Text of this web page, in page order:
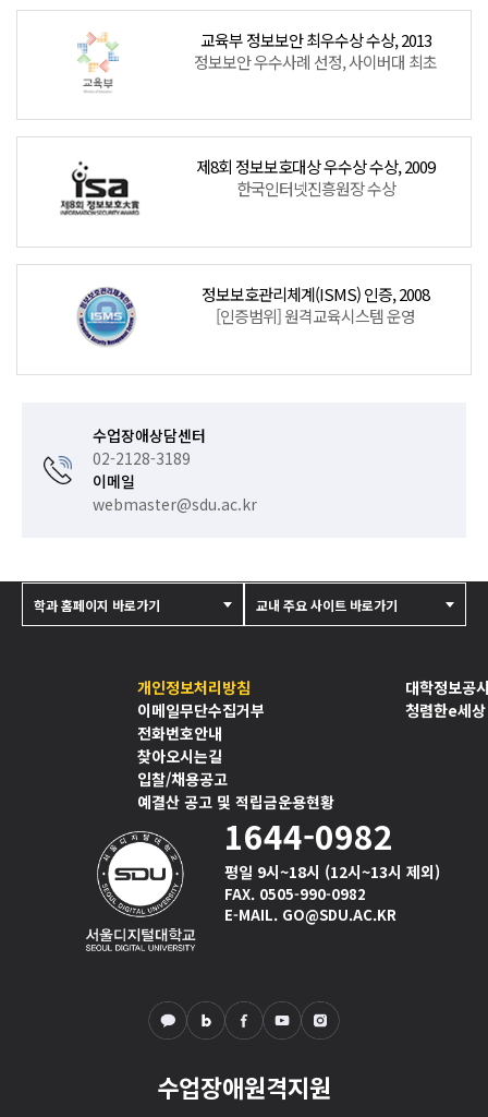
교육부 정보보안 최우수상 수상, 2013
정보보안 우수사례 선정, 사이버대 최초
제8회 정보보호대상 우수상 수상, 2009
한국인터넷진흥원장 수상
정보보호관리체계(ISMS) 인증, 2008
[인증범위] 원격교육시스템 운영
수업장애상담센터
02-2128-3189
이메일
webmaster@sdu.ac.kr
개인정보처리방침
이메일무단수집거부
전화번호안내
찾아오시는길
입찰/채용공고
예결산 공고 및 적립금운용현황
대학정보공
청렴한e세상
1644-0982
평일 9시~18시 (12시~13시 제외)
FAX. 0505-990-0982
E-MAIL. GO@SDU.AC.KR
수업장애원격지원
학과 홈페이지 바로가기 교내 주요 사이트 바로가기